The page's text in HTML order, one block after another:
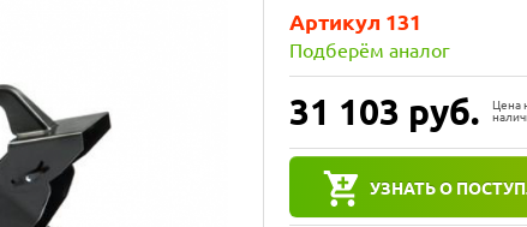
31 103 руб.
Цена
УЗНАТЬ О
Артикул 131
Подберём аналог